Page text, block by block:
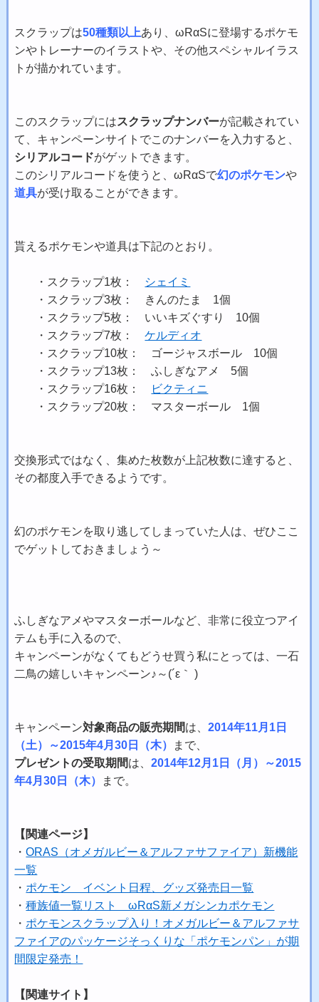
スクラップは50種類以上あり、ωRαSに登場するポケモ
ンやトレーナーのイラストや、その他スペシャルイラス
トが描かれています。
このスクラップにはスクラップナンバーが記載されてい
て、キャンペーンサイトでこのナンバーを入力すると、
シリアルコードがゲットできます。
このシリアルコードを使うと、ωRαSで幻のポケモンや
道具が受け取ることができます。
貰えるポケモンや道具は下記のとおり。
・スクラップ1枚： シェイミ
・スクラップ3枚： きんのたま 1個
・スクラップ5枚： いいキズぐすり 10個
・スクラップ7枚：ケルディオ
・スクラップ10枚： ゴージャスボール 10個
・スクラップ13枚： ふしぎなアメ 5個
・スクラップ16枚：
ビクティニ
・スクラップ20枚： マスターボール 1個
交換形式ではなく、集めた枚数が上記枚数に達すると、
その都度入手できるようです。
幻のポケモンを取り逃してしまっていた人は、ぜひここ
でゲットしておきましょう～
ふしぎなアメやマスターボールなど、非常に役立つアイ
テムも手に入るので、
キャンペーンがなくてもどうせ買う私にとっては、一石
二鳥の嬉しいキャンペーン♪～(´ε｀ )
キャンペーン対象商品の販売期間は、2014年11月1日
（土）～2015年4月30日（木）
まで、
プレゼントの受取期間は、2014年12月1日（月）～2015
年4月30日（木）
まで。
【関連ページ】
・ORAS（オメガルビー＆アルファサファイア）新機能
一覧
・ ポケモン イベント日程、グッズ発売日一覧
・種族値一覧リスト ωRαS新メガシンカポケモン
・ ポケモンスクラップ入り！オメガルビー＆アルファサ
ファイアのパッケージそっくりな「ポケモンパン」が期
間限定発売！
【関連サイト】